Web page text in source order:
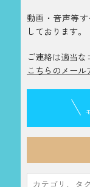
動画・音声等
しております。
ご連絡は適当
こちらのメール